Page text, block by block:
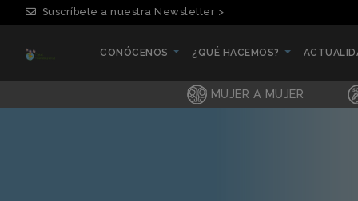
Suscríbete a nuestra Newsletter >
CONÓCENOS
¿QUÉ HACEMOS?
MUJER A MUJER